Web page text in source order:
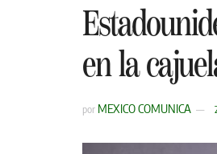
en la
por MEXICO COMUNICA